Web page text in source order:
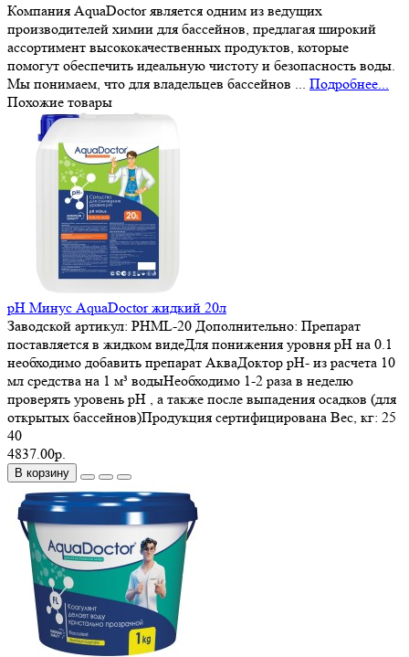
Компания AquaDoctor является одним из ведущих
производителей химии для бассейнов, предлагая широкий
ассортимент высококачественных продуктов, которые
помогут обеспечить идеальную чистоту и безопасность воды.
Мы понимаем, что для владельцев бассейнов ... Подробнее...
Похожие товары
pH Минус AquaDoctor жидкий 20л
Заводской артикул: PHML-20 Дополнительно: Препарат
поставляется в жидком видеДля понижения уровня pH на 0.1
необходимо добавить препарат АкваДоктор рН- из расчета 10
мл средства на 1 м³ водыНеобходимо 1-2 раза в неделю
проверять уровень pH , а также после выпадения осадков (для
открытых бассейнов)Продукция сертифицирована Вес, кг: 25
40
4837.00р.
В корзину